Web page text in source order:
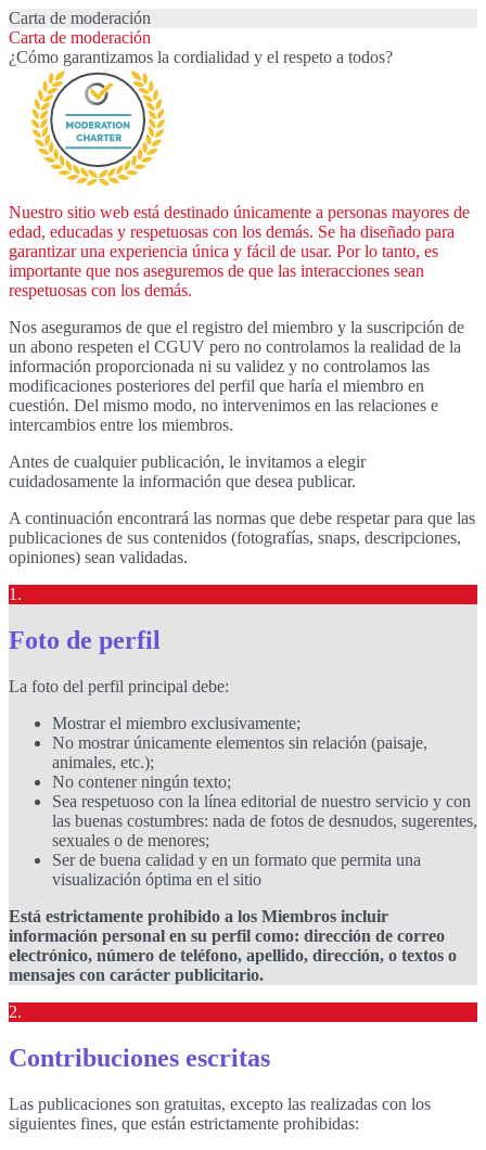
Carta de moderación
Carta de moderación
¿Cómo garantizamos la cordialidad y el respeto a todos?
Nuestro sitio web está destinado únicamente a personas mayores de
edad, educadas y respetuosas con los demás. Se ha diseñado para
garantizar una experiencia única y fácil de usar. Por lo tanto, es
importante que nos aseguremos de que las interacciones sean
respetuosas con los demás.
Nos aseguramos de que el registro del miembro y la suscripción de
un abono respeten el CGUV pero no controlamos la realidad de la
información proporcionada ni su validez y no controlamos las
modificaciones posteriores del perfil que haría el miembro en
cuestión. Del mismo modo, no intervenimos en las relaciones e
intercambios entre los miembros.
Antes de cualquier publicación, le invitamos a elegir
cuidadosamente la información que desea publicar.
A continuación encontrará las normas que debe respetar para que las
publicaciones de sus contenidos (fotografías, snaps, descripciones,
opiniones) sean validadas.
1.
Foto de perfil
La foto del perfil principal debe:
Mostrar el miembro exclusivamente;
No mostrar únicamente elementos sin relación (paisaje,
animales, etc.);
No contener ningún texto;
Sea respetuoso con la línea editorial de nuestro servicio y con
las buenas costumbres: nada de fotos de desnudos, sugerentes,
sexuales o de menores;
Ser de buena calidad y en un formato que permita una
visualización óptima en el sitio
Está estrictamente prohibido a los Miembros incluir
información personal en su perfil como: dirección de correo
electrónico, número de teléfono, apellido, dirección, o textos o
mensajes con carácter publicitario.
2.
Contribuciones escritas
Las publicaciones son gratuitas, excepto las realizadas con los
siguientes fines, que están estrictamente prohibidas: